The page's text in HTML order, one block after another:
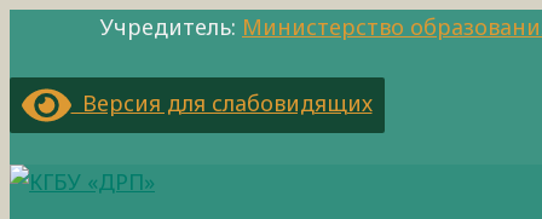
Учредитель: Министерство
Версия для слабовидящих